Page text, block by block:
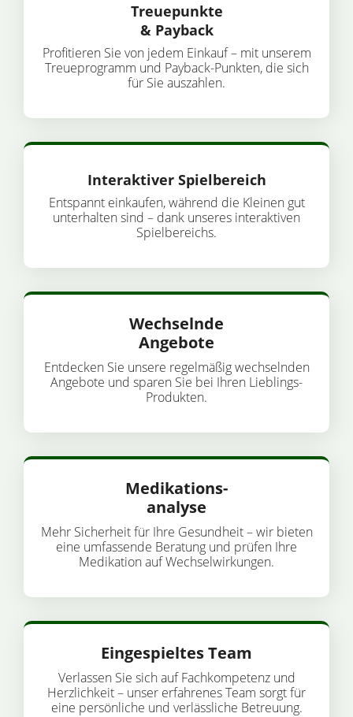
Treuepunkte
& Payback
Profitieren Sie von jedem Einkauf – mit unserem
Treueprogramm und Payback-Punkten, die sich
für Sie auszahlen.
Interaktiver Spielbereich
Entspannt einkaufen, während die Kleinen gut
unterhalten sind – dank unseres interaktiven
Spielbereichs.
Wechselnde
Angebote
Entdecken Sie unsere regelmäßig wechselnden
Angebote und sparen Sie bei Ihren Lieblings-
Produkten.
Medikations-
analyse
Mehr Sicherheit für Ihre Gesundheit – wir bieten
eine umfassende Beratung und prüfen Ihre
Medikation auf Wechselwirkungen.
Eingespieltes Team
Verlassen Sie sich auf Fachkompetenz und
Herzlichkeit – unser erfahrenes Team sorgt für
eine persönliche und verlässliche Betreuung.